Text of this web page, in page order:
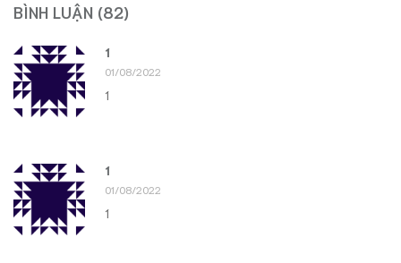
BÌNH LUẬN (82)
1
01/08/2022
1
1
01/08/2022
1